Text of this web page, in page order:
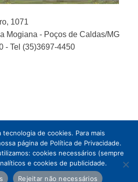
1071
Mogiana - Poços de Caldas/MG
- Tel (35)3697-4450
de cookies. Para mais
página de Política de Privacidade.
cookies necessários (sempre
e cookies de publicidade.
Rejeitar não necessários